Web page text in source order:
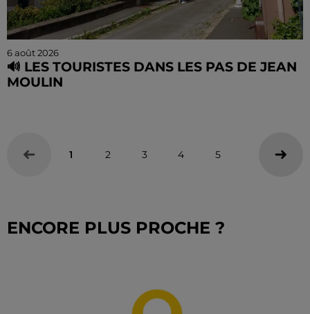
6 août 2026
🔊 LES TOURISTES DANS LES PAS DE JEAN
MOULIN
1 2 3 4 5
ENCORE PLUS PROCHE ?